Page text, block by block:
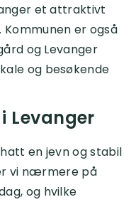
et attraktivt
er også
og Levanger
og besøkende
Levanger
en jevn og stabil
vi nærmere på
og hvilke